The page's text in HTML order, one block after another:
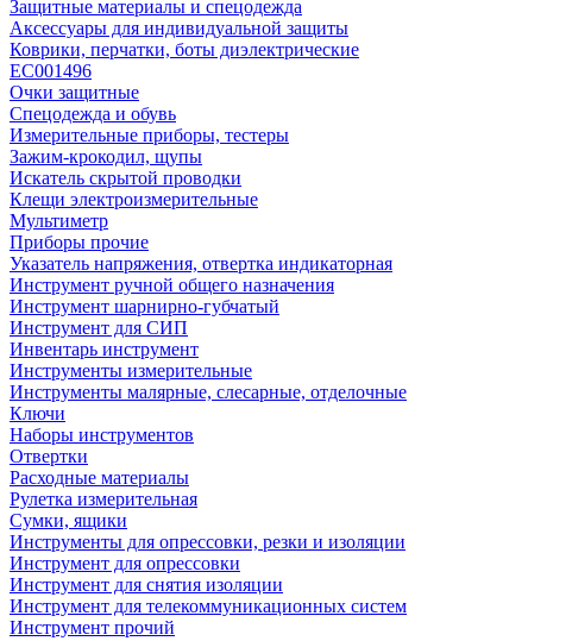
Защитные материалы и спецодежда
Аксессуары для индивидуальной защиты
Коврики, перчатки, боты диэлектрические
EC001496
Очки защитные
Спецодежда и обувь
Измерительные приборы, тестеры
Зажим-крокодил, щупы
Искатель скрытой проводки
Клещи электроизмерительные
Мультиметр
Приборы прочие
Указатель напряжения, отвертка индикаторная
Инструмент ручной общего назначения
Инструмент шарнирно-губчатый
Инструмент для СИП
Инвентарь инструмент
Инструменты измерительные
Инструменты малярные, слесарные, отделочные
Ключи
Наборы инструментов
Отвертки
Расходные материалы
Рулетка измерительная
Сумки, ящики
Инструменты для опрессовки, резки и изоляции
Инструмент для опрессовки
Инструмент для снятия изоляции
Инструмент для телекоммуникационных систем
Инструмент прочий